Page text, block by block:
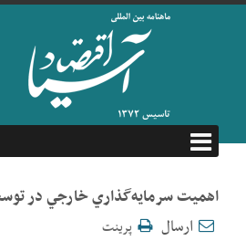
اهمیت سرمايه‌گذاري خارجي در
ارسال
پرینت